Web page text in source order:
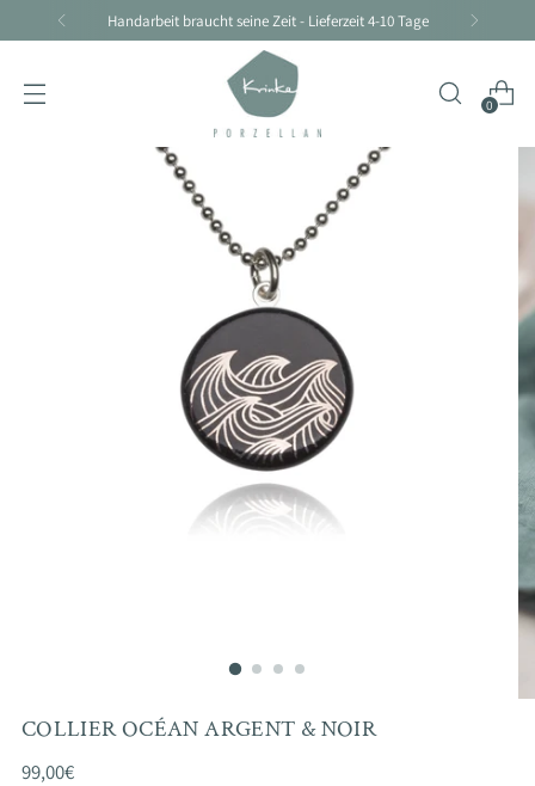
Handarbeit braucht seine Zeit - Lieferzeit 4-10 Tage
0
COLLIER OCÉAN ARGENT & NOIR
Prix
99,00€